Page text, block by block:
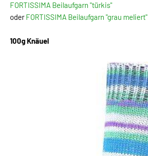
FORTISSIMA Beilaufgarn "türkis"
oderFORTISSIMA Beilaufgarn "grau meliert"
100g Knäuel